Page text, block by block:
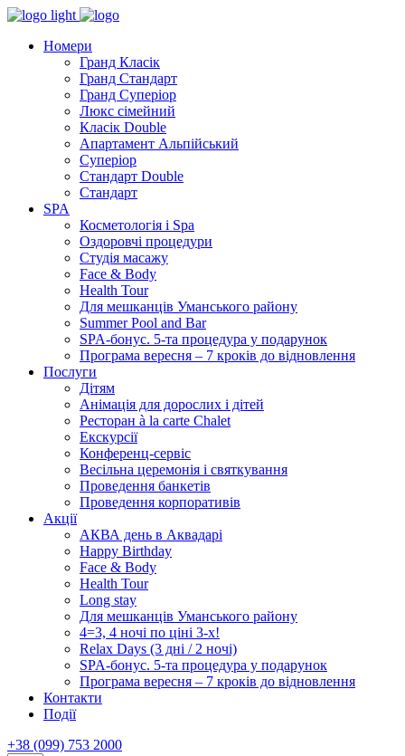
Номери
Гранд Класік
Гранд Стандарт
Гранд Суперіор
Люкс сімейний
Класік Double
Апартамент Альпійський
Суперіор
Стандарт Double
Стандарт
SPA
Косметологія і Spa
Оздоровчі процедури
Студія масажу
Face & Body
Health Tour
Для мешканців Уманського району
Summer Pool and Bar
SPA-бонус. 5-та процедура у подарунок
Програма вересня – 7 кроків до відновлення
Послуги
Дітям
Анімація для дорослих і дітей
Ресторан à la carte Chalet
Екскурсії
Конференц-сервіс
Весільна церемонія і святкування
Проведення банкетів
Проведення корпоративів
Акції
АКВА день в Аквадарі
Happy Birthday
Face & Body
Health Tour
Long stay
Для мешканців Уманського району
4=3, 4 ночі по ціні 3-х!
Relax Days (3 дні / 2 ночі)
SPA-бонус. 5-та процедура у подарунок
Програма вересня – 7 кроків до відновлення
Контакти
Події
+38 (099) 753 2000